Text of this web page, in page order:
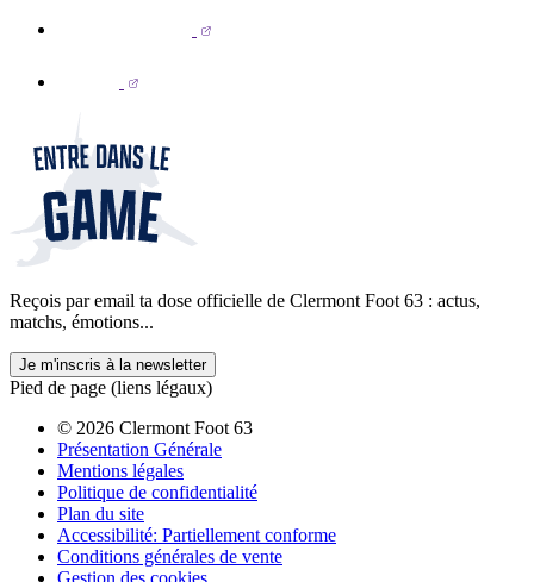
Reçois par email ta dose officielle de Clermont Foot 63 : actus,
matchs, émotions...
Je m'inscris à la newsletter
Pied de page (liens légaux)
© 2026 Clermont Foot 63
Présentation Générale
Mentions légales
Politique de confidentialité
Plan du site
Accessibilité: Partiellement conforme
Conditions générales de vente
Gestion des cookies